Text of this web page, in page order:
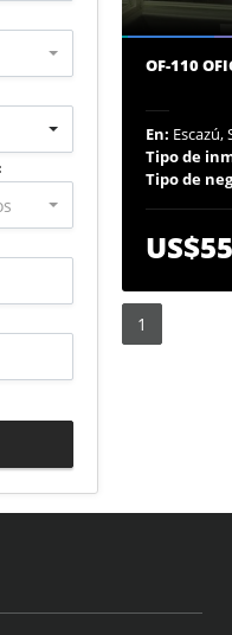
OF-110
En: Escazú,
Tipo de
Tipo de
1